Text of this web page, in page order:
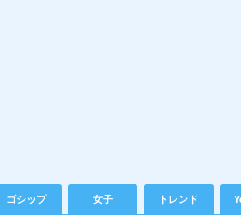
ゴシップ 女子 トレンド